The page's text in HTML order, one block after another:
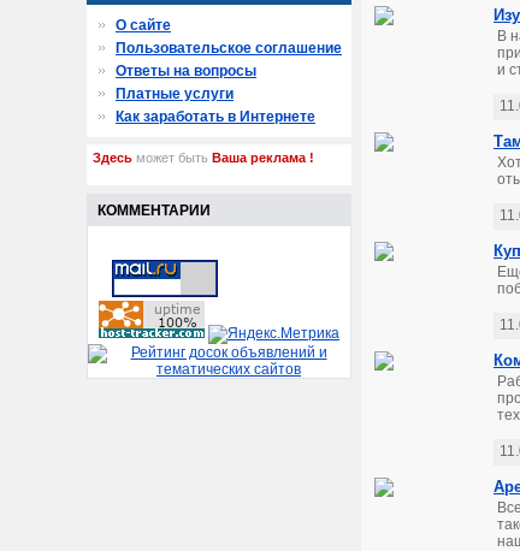
В
и
О сайте
Пользовательское соглашение
Ответы на вопросы
Платные услуги
Как заработать в Интернете
Здесь может быть Ваша реклама !
КОММЕНТАРИИ